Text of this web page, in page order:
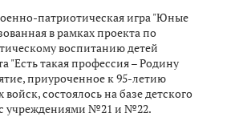
патриотическая игра "Юные
в рамках проекта по
воспитанию детей
"Есть такая профессия – Родину
приуроченное к 95-летию
состоялось на базе детского
учреждениями №21 и №22.